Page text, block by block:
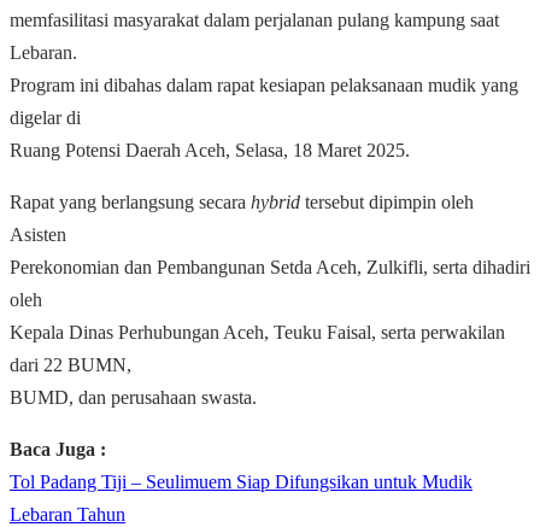
memfasilitasi masyarakat dalam perjalanan pulang kampung saat
Lebaran.
Program ini dibahas dalam rapat kesiapan pelaksanaan mudik yang
digelar di
Ruang Potensi Daerah Aceh, Selasa, 18 Maret 2025.
Rapat yang berlangsung secara hybrid tersebut dipimpin oleh
Asisten
Perekonomian dan Pembangunan Setda Aceh, Zulkifli, serta dihadiri
oleh
Kepala Dinas Perhubungan Aceh, Teuku Faisal, serta perwakilan
dari 22 BUMN,
BUMD, dan perusahaan swasta.
Baca Juga :
Tol Padang Tiji – Seulimuem Siap Difungsikan untuk Mudik
Lebaran Tahun